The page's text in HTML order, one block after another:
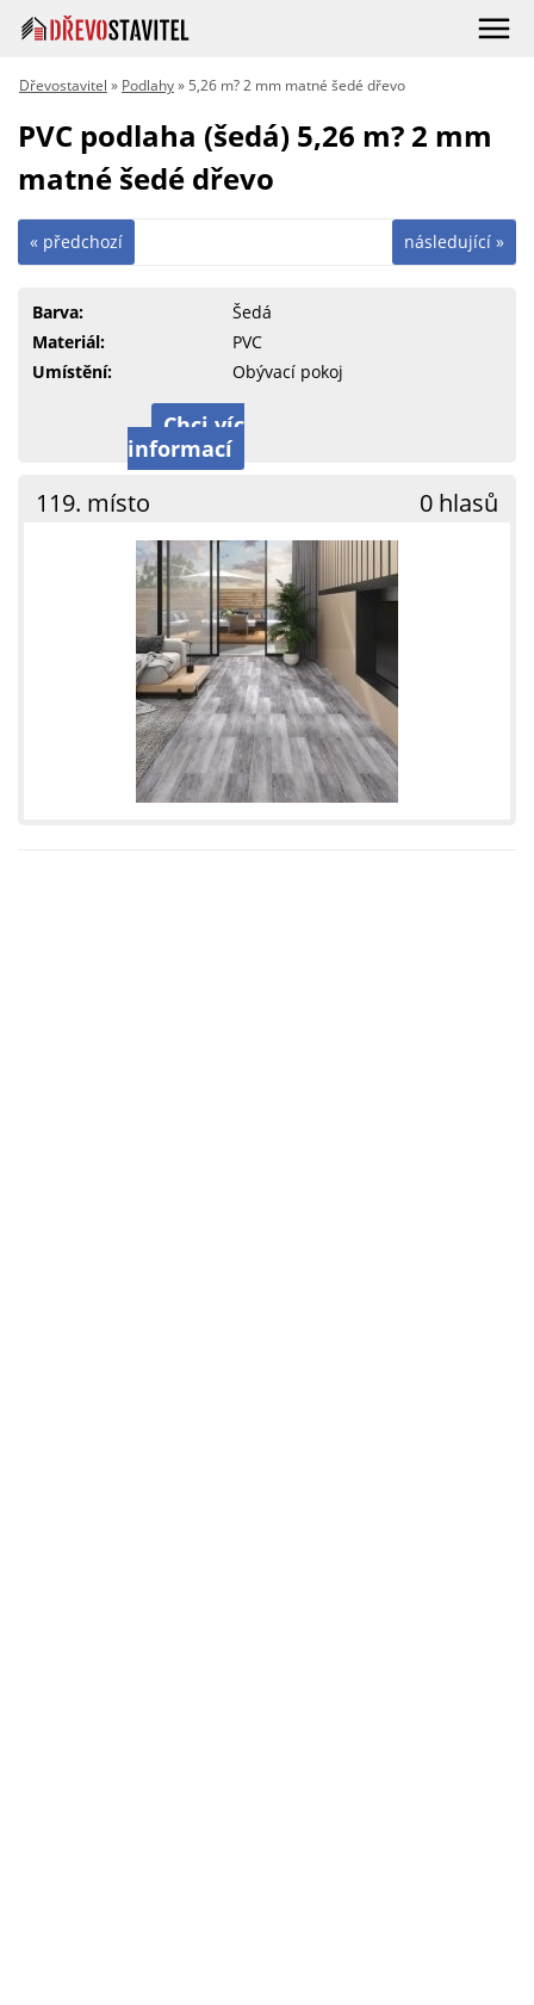
Dřevostavitel » Podlahy» 5,26 m? 2 mm matné šedé dřevo
PVC podlaha (šedá) 5,26 m? 2 mm
matné šedé dřevo
následující »
« předchozí
Barva:
Šedá
Materiál:
PVC
Umístění:
Obývací pokoj
Chci víc
informací
119. místo 0 hlasů